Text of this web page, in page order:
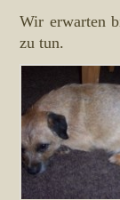
Wir erwarten
zu tun.